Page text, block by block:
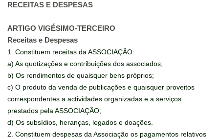
RECEITAS E DESPESAS
ARTIGO VIGÉSIMO-TERCEIRO
Receitas e Despesas
1. Constituem receitas da ASSOCIAÇÃO:
a) As quotizações e contribuições dos associados;
b) Os rendimentos de quaisquer bens próprios;
c) O produto da venda de publicações e quaisquer proveitos
correspondentes a actividades organizadas e a serviços
prestados pela ASSOCIAÇÃO;
d) Os subsídios, heranças, legados e doações.
2. Constituem despesas da Associação os pagamentos relativos